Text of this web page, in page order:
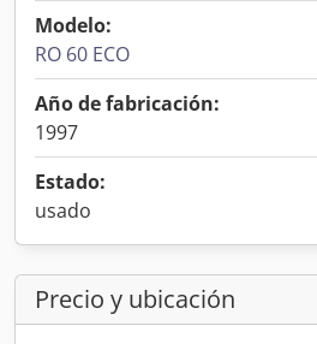
Modelo:
RO 60 ECO
Año de fabricación:
1997
Estado:
usado
Precio y ubicación